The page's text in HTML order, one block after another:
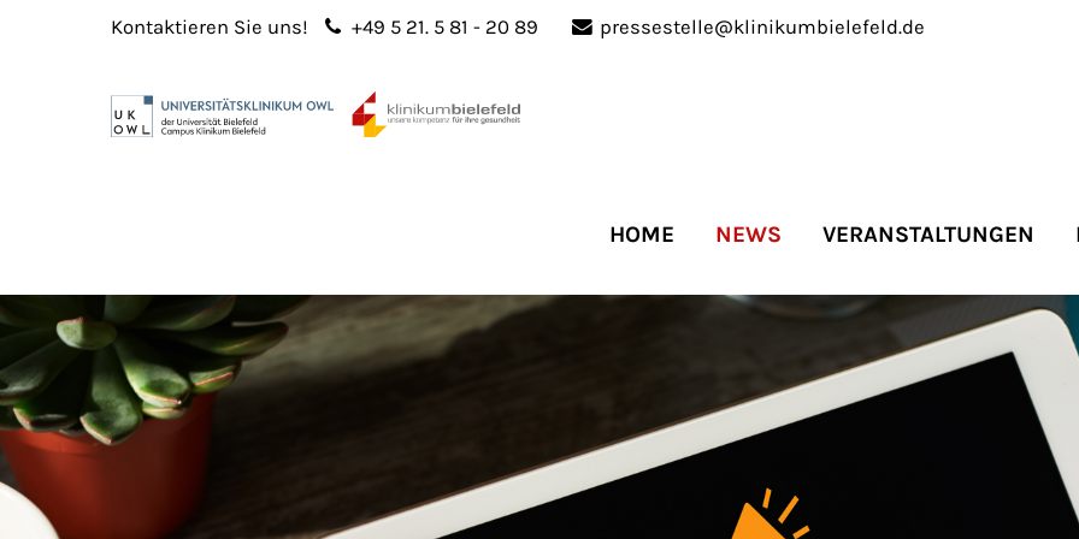
Login
Benutzername
Anmelden
Register
24h/
We offer support for our
customers
Have any questions?
+44 1234 567 890
Drop us a line
info@yourdomain.com
Kontaktieren Sie uns! +49 5 21. 5 81 - 20 89 pressestelle@klinikumbielefeld.de
HOME NEWS VERANSTALTUNGEN